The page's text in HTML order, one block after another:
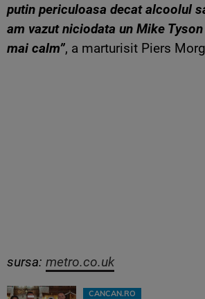
putin periculoasa decat alcoolul
am vazut niciodata un Mike
mai calm”, a marturisit Piers
sursa: metro.co.uk
CANCAN.RO